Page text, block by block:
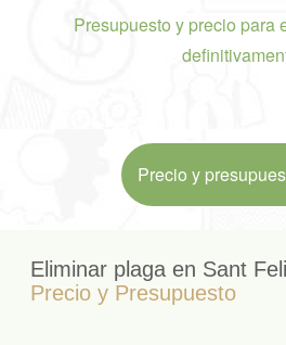
Presupuesto y precio para
Precio y
Eliminar plaga en Sant
Precio y Presupuesto